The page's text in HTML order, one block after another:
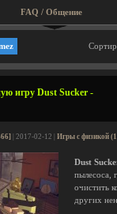
FAQ / Общение
Игры с физикой
игру Dust Sucker -
| 2017-02-12 | Игры с физикой
Dust
пылесоса,
очистить
других